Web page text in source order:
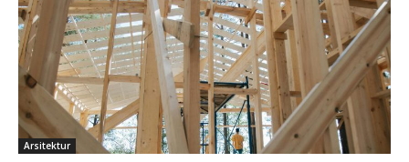
Arsitektur